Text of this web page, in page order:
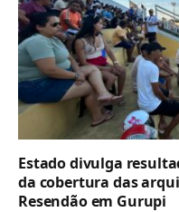
Estado divulga
da cobertura das
Resendão em Gurupi